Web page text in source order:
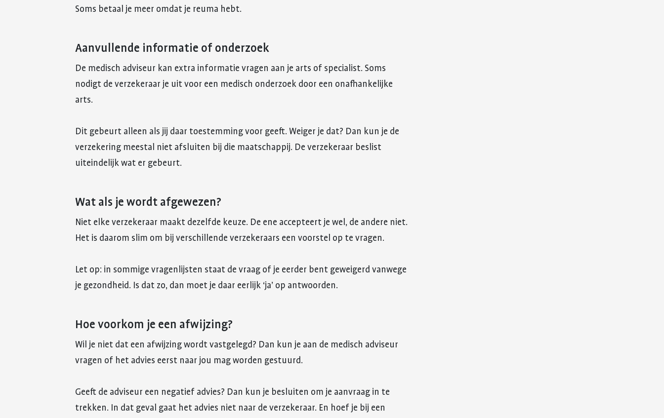
Soms betaal je meer omdat je reuma hebt.
Aanvullende informatie of onderzoek
De medisch adviseur kan extra informatie vragen aan je arts of specialist. Soms
nodigt de verzekeraar je uit voor een medisch onderzoek door een onafhankelijke
arts.
Dit gebeurt alleen als jij daar toestemming voor geeft. Weiger je dat? Dan kun je de
verzekering meestal niet afsluiten bij die maatschappij. De verzekeraar beslist
uiteindelijk wat er gebeurt.
Wat als je wordt afgewezen?
Niet elke verzekeraar maakt dezelfde keuze. De ene accepteert je wel, de andere niet.
Het is daarom slim om bij verschillende verzekeraars een voorstel op te vragen.
Let op: in sommige vragenlijsten staat de vraag of je eerder bent geweigerd vanwege
je gezondheid. Is dat zo, dan moet je daar eerlijk ‘ja’ op antwoorden.
Hoe voorkom je een afwijzing?
Wil je niet dat een afwijzing wordt vastgelegd? Dan kun je aan de medisch adviseur
vragen of het advies eerst naar jou mag worden gestuurd.
Geeft de adviseur een negatief advies? Dan kun je besluiten om je aanvraag in te
trekken. In dat geval gaat het advies niet naar de verzekeraar. En hoef je bij een